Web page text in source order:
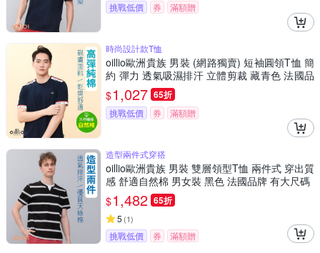
挑戰低價 券 滿額贈
時尚設計款T恤
oillio歐洲貴族 男裝 (網路獨賣) 短袖圓領T恤 簡
約 彈力 透氣吸濕排汗 立體剪裁 藏青色 法國品
牌
$1,027 65折
挑戰低價 券 滿額贈
造型兩件式穿搭
oillio歐洲貴族 男裝 雙層領型T恤 兩件式 穿出質
感 舒適自然棉 男女裝 黑色 法國品牌 有大尺碼
$1,482 65折
5 (1)
挑戰低價 券
滿額贈